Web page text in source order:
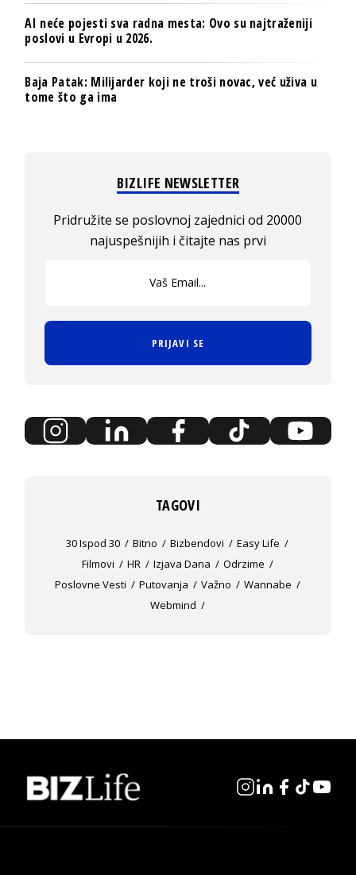
AI neće pojesti sva radna mesta: Ovo su najtraženiji
poslovi u Evropi u 2026.
Baja Patak: Milijarder koji ne troši novac, već uživa u
tome što ga ima
BIZLIFE NEWSLETTER
Pridružite se poslovnoj zajednici od 20000
najuspešnijih i čitajte nas prvi
PRIJAVI SE
TAGOVI
30 Ispod 30 Bitno Bizbendovi
Easy Life
Filmovi
HR Izjava Dana
Odrzime
Poslovne Vesti
Putovanja Važno
Wannabe
Webmind